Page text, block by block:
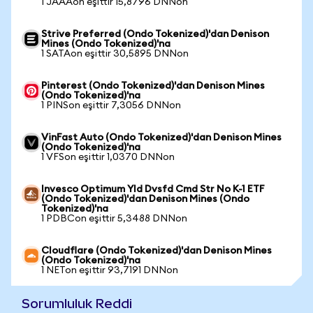
1 JAAAon eşittir 15,8796 DNNon
Strive Preferred (Ondo Tokenized)'dan Denison
Mines (Ondo Tokenized)'na
1 SATAon eşittir 30,5895 DNNon
Pinterest (Ondo Tokenized)'dan Denison Mines
(Ondo Tokenized)'na
1 PINSon eşittir 7,3056 DNNon
VinFast Auto (Ondo Tokenized)'dan Denison Mines
(Ondo Tokenized)'na
1 VFSon eşittir 1,0370 DNNon
Invesco Optimum Yld Dvsfd Cmd Str No K-1 ETF
(Ondo Tokenized)'dan Denison Mines (Ondo
Tokenized)'na
1 PDBCon eşittir 5,3488 DNNon
Cloudflare (Ondo Tokenized)'dan Denison Mines
(Ondo Tokenized)'na
1 NETon eşittir 93,7191 DNNon
Sorumluluk Reddi